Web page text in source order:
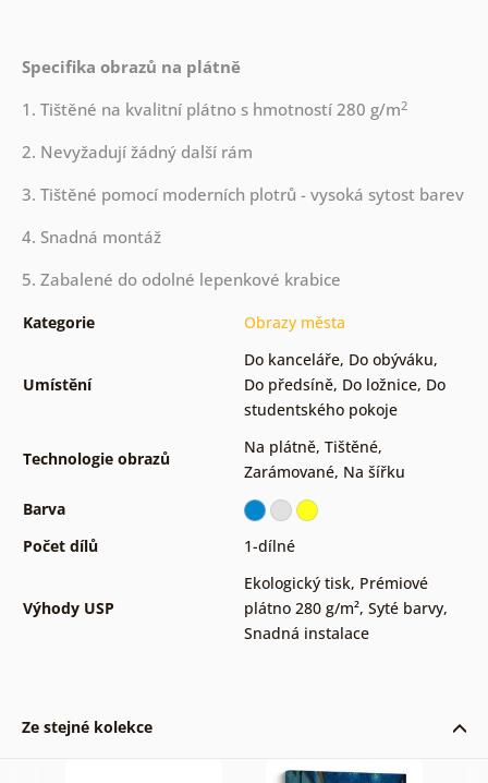
Specifika obrazů na plátně
1. Tištěné na kvalitní plátno s hmotností 280 g/m2
2. Nevyžadují žádný další rám
3. Tištěné pomocí moderních plotrů - vysoká sytost barev
4. Snadná montáž
5. Zabalené do odolné lepenkové krabice
Kategorie Obrazy města
Umístění
Do kanceláře, Do obýváku,
Do předsíně, Do ložnice, Do
studentského pokoje
Technologie obrazů
Na plátně, Tištěné,
Zarámované, Na šířku
Barva
Počet dílů
1-dílné
Výhody USP
Ekologický tisk, Prémiové
plátno 280 g/m², Syté barvy,
Snadná instalace
Ze stejné kolekce